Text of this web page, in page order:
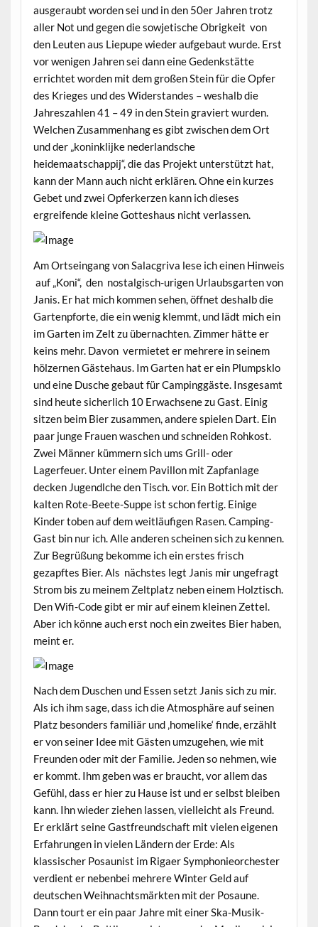
ausgeraubt worden sei und in den 50er Jahren trotz
aller Not und gegen die sowjetische Obrigkeit von
den Leuten aus Liepupe wieder aufgebaut wurde. Erst
vor wenigen Jahren sei dann eine Gedenkstätte
errichtet worden mit dem großen Stein für die Opfer
des Krieges und des Widerstandes – weshalb die
Jahreszahlen 41 – 49 in den Stein graviert wurden.
Welchen Zusammenhang es gibt zwischen dem Ort
und der „koninklijke nederlandsche
heidemaatschappij“, die das Projekt unterstützt hat,
kann der Mann auch nicht erklären. Ohne ein kurzes
Gebet und zwei Opferkerzen kann ich dieses
ergreifende kleine Gotteshaus nicht verlassen.
Am Ortseingang von Salacgriva lese ich einen Hinweis
auf „Koni“, den nostalgisch-urigen Urlaubsgarten von
Janis. Er hat mich kommen sehen, öffnet deshalb die
Gartenpforte, die ein wenig klemmt, und lädt mich ein
im Garten im Zelt zu übernachten. Zimmer hätte er
keins mehr. Davon vermietet er mehrere in seinem
hölzernen Gästehaus. Im Garten hat er ein Plumpsklo
und eine Dusche gebaut für Campinggäste. Insgesamt
sind heute sicherlich 10 Erwachsene zu Gast. Einig
sitzen beim Bier zusammen, andere spielen Dart. Ein
paar junge Frauen waschen und schneiden Rohkost.
Zwei Männer kümmern sich ums Grill- oder
Lagerfeuer. Unter einem Pavillon mit Zapfanlage
decken Jugendlche den Tisch. vor. Ein Bottich mit der
kalten Rote-Beete-Suppe ist schon fertig. Einige
Kinder toben auf dem weitläufigen Rasen. Camping-
Gast bin nur ich. Alle anderen scheinen sich zu kennen.
Zur Begrüßung bekomme ich ein erstes frisch
gezapftes Bier. Als nächstes legt Janis mir ungefragt
Strom bis zu meinem Zeltplatz neben einem Holztisch.
Den Wifi-Code gibt er mir auf einem kleinen Zettel.
Aber ich könne auch erst noch ein zweites Bier haben,
meint er.
Nach dem Duschen und Essen setzt Janis sich zu mir.
Als ich ihm sage, dass ich die Atmosphäre auf seinen
Platz besonders familiär und ‚homelike‘ finde, erzählt
er von seiner Idee mit Gästen umzugehen, wie mit
Freunden oder mit der Familie. Jeden so nehmen, wie
er kommt. Ihm geben was er braucht, vor allem das
Gefühl, dass er hier zu Hause ist und er selbst bleiben
kann. Ihn wieder ziehen lassen, vielleicht als Freund.
Er erklärt seine Gastfreundschaft mit vielen eigenen
Erfahrungen in vielen Ländern der Erde: Als
klassischer Posaunist im Rigaer Symphonieorchester
verdient er nebenbei mehrere Winter Geld auf
deutschen Weihnachtsmärkten mit der Posaune.
Dann tourt er ein paar Jahre mit einer Ska-Musik-